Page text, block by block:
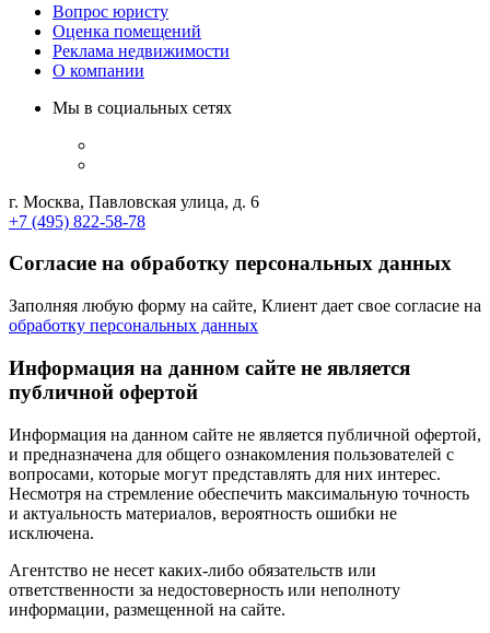
Вопрос юристу
Оценка помещений
Реклама недвижимости
О компании
Мы в социальных сетях
г. Москва, Павловская улица, д. 6
+7 (495) 822-58-78
Согласие на обработку персональных данных
Заполняя любую форму на сайте, Клиент дает свое согласие на
обработку персональных данных
Информация на данном сайте не является
публичной офертой
Информация на данном сайте не является публичной офертой,
и предназначена для общего ознакомления пользователей с
вопросами, которые могут представлять для них интерес.
Несмотря на стремление обеспечить максимальную точность
и актуальность материалов, вероятность ошибки не
исключена.
Агентство не несет каких-либо обязательств или
ответственности за недостоверность или неполноту
информации, размещенной на сайте.